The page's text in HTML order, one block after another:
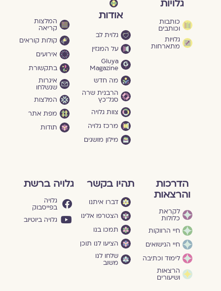
גלויות
כותבות
וכותבים
גלויות
מתארחות
אודות
גלוית לב
על המגזין
Gluya
Magazine
מה חדש
הרבנית שרה
סגל־כץ
צוות גלויה
מרכז גלויה
מילון מושגים
המלצות
קריאה
קולות קוראים
אירועים
בתקשורת
איגרות
שנשלחו
המלצות
מפת אתר
תודות
הדרכות
והרצאות
לקראת
כלולות
חיי הרווקות
חיי הנישואים
לימוד וכתיבה
הרצאות
ושיעורים
תהיו בקשר
דברו איתנו
הצטרפו אלינו
תמכו בנו
הציעו לנו תוכן
שלחו לנו
משוב
גלויה ברשת
גלויה
בפייסבוק
גלויה ביוטיוב